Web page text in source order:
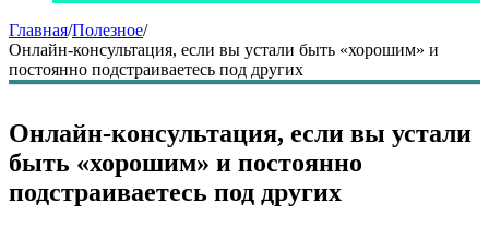
Главная/Полезное/
Онлайн-консультация, если вы устали быть «хорошим» и
постоянно подстраиваетесь под других
Онлайн-консультация, если вы устали
быть «хорошим» и постоянно
подстраиваетесь под других